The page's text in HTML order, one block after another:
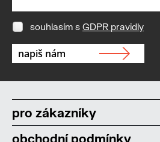
souhlasím s GDPR pravidly
pro zákazníky
obchodní podmínky